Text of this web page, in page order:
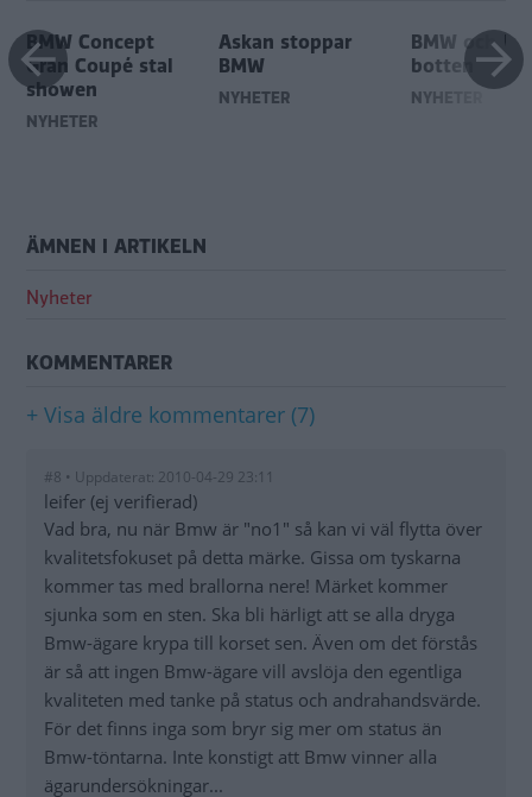
BMW Concept
Gran Coupé stal
showen
NYHETER
Askan stoppar
BMW
NYHETER
BMW och
botten
NYHETER
ÄMNEN I ARTIKELN
Nyheter
KOMMENTARER
+ Visa äldre kommentarer (7)
#8 • Uppdaterat: 2010-04-29 23:11
leifer (ej verifierad)
Vad bra, nu när Bmw är "no1" så kan vi väl flytta över
kvalitetsfokuset på detta märke. Gissa om tyskarna
kommer tas med brallorna nere! Märket kommer
sjunka som en sten. Ska bli härligt att se alla dryga
Bmw-ägare krypa till korset sen. Även om det förstås
är så att ingen Bmw-ägare vill avslöja den egentliga
kvaliteten med tanke på status och andrahandsvärde.
För det finns inga som bryr sig mer om status än
Bmw-töntarna. Inte konstigt att Bmw vinner alla
ägarundersökningar...